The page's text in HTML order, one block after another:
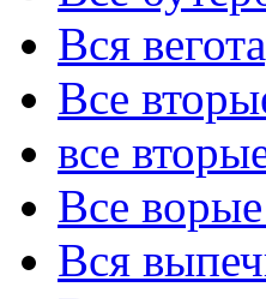
Вся
Все
все
Все
Вся